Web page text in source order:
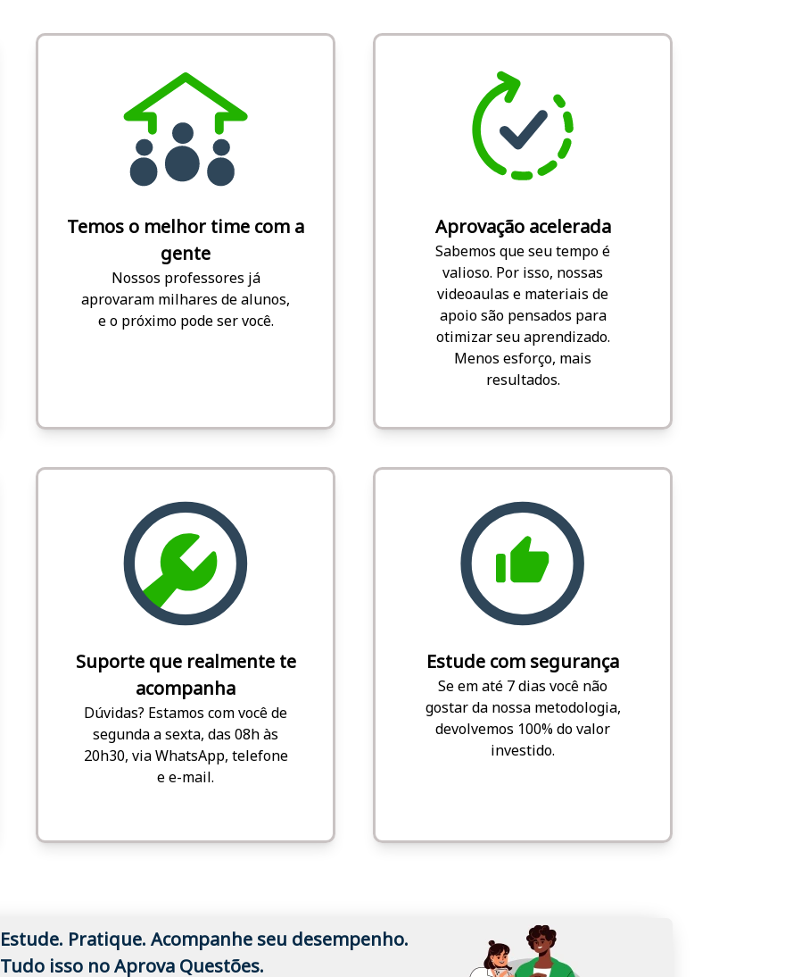
Temos o melhor time com a
gente
Nossos professores já
aprovaram milhares de alunos,
e o próximo pode ser você.
Aprovação acelerada
Sabemos que seu tempo é
valioso. Por isso, nossas
videoaulas e materiais de
apoio são pensados para
otimizar seu aprendizado.
Menos esforço, mais
resultados.
Suporte que realmente te
acompanha
Dúvidas? Estamos com você de
segunda a sexta, das 08h às
20h30, via WhatsApp, telefone
e e-mail.
Estude com segurança
Se em até 7 dias você não
gostar da nossa metodologia,
devolvemos 100% do valor
investido.
Estude. Pratique. Acompanhe seu desempenho.
Tudo isso no Aprova Questões.